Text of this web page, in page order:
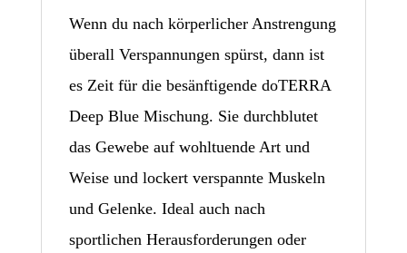
Wenn du nach körperlicher Anstrengung
überall Verspannungen spürst, dann ist
es Zeit für die besänftigende doTERRA
Deep Blue Mischung. Sie durchblutet
das Gewebe auf wohltuende Art und
Weise und lockert verspannte Muskeln
und Gelenke. Ideal auch nach
sportlichen Herausforderungen oder